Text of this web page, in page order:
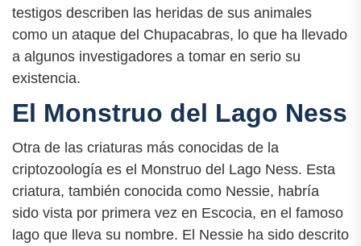
testigos describen las heridas de sus animales
como un ataque del Chupacabras, lo que ha llevado
a algunos investigadores a tomar en serio su
existencia.
El Monstruo del Lago Ness
Otra de las criaturas más conocidas de la
criptozoología es el Monstruo del Lago Ness. Esta
criatura, también conocida como Nessie, habría
sido vista por primera vez en Escocia, en el famoso
lago que lleva su nombre. El Nessie ha sido descrito